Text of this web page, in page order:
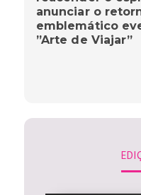
anunciar o
emblemático
”Arte de Viajar”